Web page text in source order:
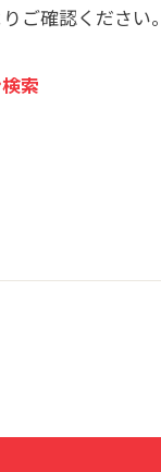
ご確認ください。
索